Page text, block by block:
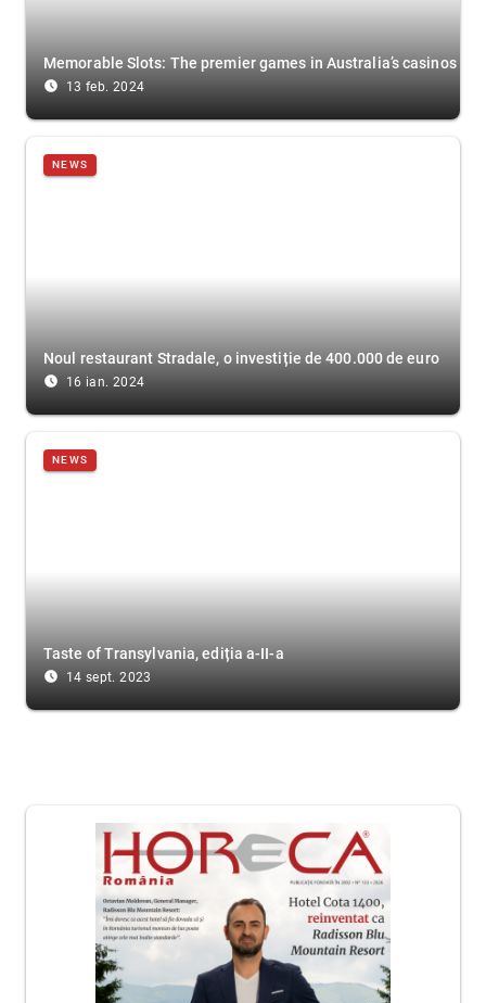
Memorable Slots: The premier games in Australia’s casinos
access_time_filled 13 feb. 2024
NEWS
Noul restaurant Stradale, o investiție de 400.000 de euro
access_time_filled 16 ian. 2024
NEWS
Taste of Transylvania, ediția a-II-a
access_time_filled 14 sept. 2023